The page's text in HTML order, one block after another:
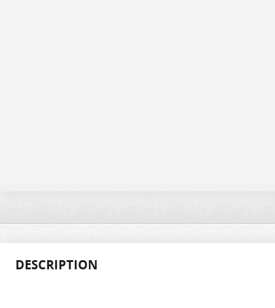
DESCRIPTION